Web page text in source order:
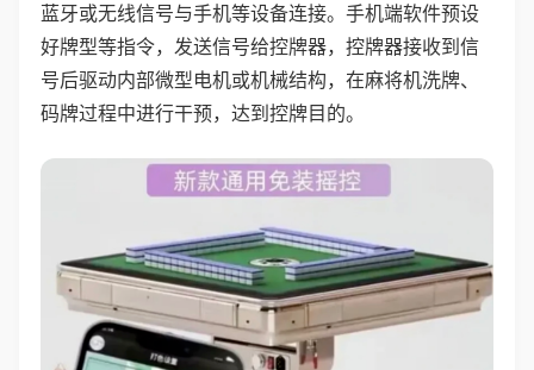
蓝牙或无线信号与手机等设备连接。手机端软件预设
好牌型等指令，发送信号给控牌器，控牌器接收到信
号后驱动内部微型电机或机械结构，在麻将机洗牌、
码牌过程中进行干预，达到控牌目的。